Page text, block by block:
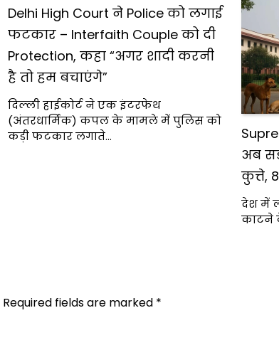
Delhi High Court ने Police को लगाई
फटकार – Interfaith Couple को दी
Protection, कहा “अगर शादी करनी
है तो हम बचाएंगे”
दिल्ली हाईकोर्ट ने एक इंटरफेथ
(अंतरधार्मिक) कपल के मामले में पुलिस को
कड़ी फटकार लगाते…
अब
कुत्ते,
देश में
काटने
Required fields are marked *